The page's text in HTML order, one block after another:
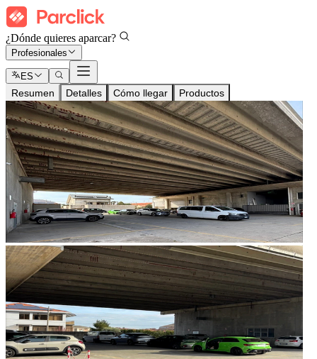
¿Dónde quieres aparcar?
Profesionales
ES
Resumen Detalles Cómo llegar Productos